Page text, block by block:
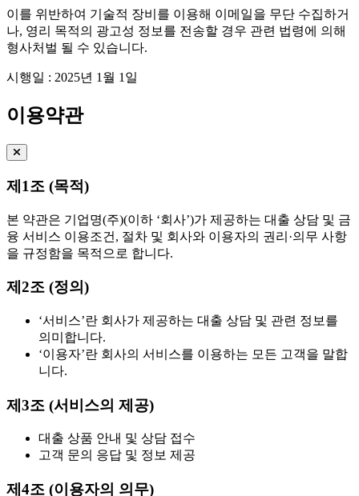
이를 위반하여 기술적 장비를 이용해 이메일을 무단 수집하거
나, 영리 목적의 광고성 정보를 전송할 경우 관련 법령에 의해
형사처벌 될 수 있습니다.
시행일 : 2025년 1월 1일
이용약관
제1조 (목적)
본 약관은 기업명(주)(이하 ‘회사’)가 제공하는 대출 상담 및 금
융 서비스 이용조건, 절차 및 회사와 이용자의 권리·의무 사항
을 규정함을 목적으로 합니다.
제2조 (정의)
‘서비스’란 회사가 제공하는 대출 상담 및 관련 정보를
의미합니다.
‘이용자’란 회사의 서비스를 이용하는 모든 고객을 말합
니다.
제3조 (서비스의 제공)
대출 상품 안내 및 상담 접수
고객 문의 응답 및 정보 제공
제4조 (이용자의 의무)